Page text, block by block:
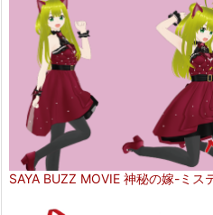
SAYA BUZZ MOVIE 神秘の嫁-ミス